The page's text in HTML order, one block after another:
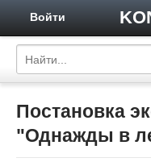
Войти
Постановка
"Однажды в